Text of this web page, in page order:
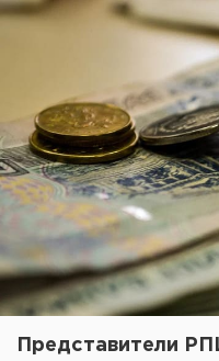
Представители